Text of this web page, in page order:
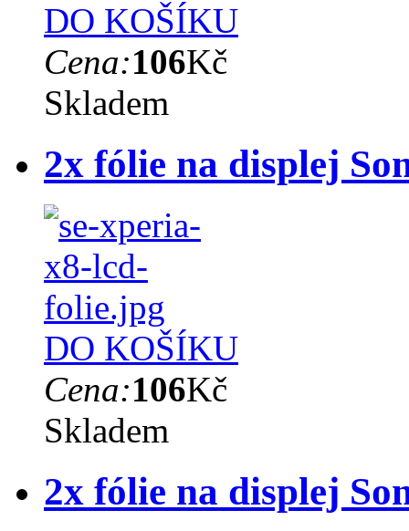
DO KOŠÍKU
Cena:106Kč
Skladem
2x fólie na displej
DO KOŠÍKU
Cena:106Kč
Skladem
2x fólie na displej